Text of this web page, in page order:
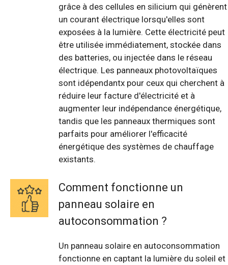
grâce à des cellules en silicium qui génèrent
un courant électrique lorsqu'elles sont
exposées à la lumière. Cette électricité peut
être utilisée immédiatement, stockée dans
des batteries, ou injectée dans le réseau
électrique. Les panneaux photovoltaïques
sont idépendantx pour ceux qui cherchent à
réduire leur facture d'électricité et à
augmenter leur indépendance énergétique,
tandis que les panneaux thermiques sont
parfaits pour améliorer l'efficacité
énergétique des systèmes de chauffage
existants.
Comment fonctionne un
panneau solaire en
autoconsommation ?
Un panneau solaire en autoconsommation
fonctionne en captant la lumière du soleil et